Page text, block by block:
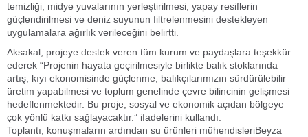
temizliği, midye yuvalarının yerleştirilmesi, yapay resiflerin
güçlendirilmesi ve deniz suyunun filtrelenmesini destekleyen
uygulamalara ağırlık verileceğini belirtti.
Aksakal, projeye destek veren tüm kurum ve paydaşlara teşekkür
ederek “Projenin hayata geçirilmesiyle birlikte balık stoklarında
artış, kıyı ekonomisinde güçlenme, balıkçılarımızın sürdürülebilir
üretim yapabilmesi ve toplum genelinde çevre bilincinin gelişmesi
hedeflenmektedir. Bu proje, sosyal ve ekonomik açıdan bölgeye
çok yönlü katkı sağlayacaktır.” ifadelerini kullandı.
Toplantı, konuşmaların ardından su ürünleri mühendisleriBeyza